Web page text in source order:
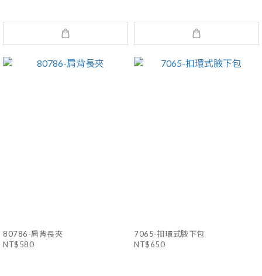
80786-肩背長夾
NT$580
7065-扣環式腋下包
NT$650